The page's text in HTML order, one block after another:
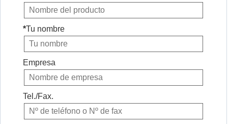
*Tu nombre
Empresa
Tel./Fax.